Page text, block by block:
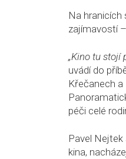
Na
zajímavostí
„Kino tu stojí
uvádí do
Křečanech a
péči celé
Pavel
kina,